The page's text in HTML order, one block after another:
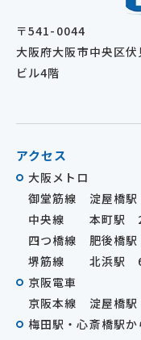
〒541-0044
大阪府大阪市中央区
ビル4階
アクセス
大阪メトロ
御堂筋線 淀屋橋
中央線 本町駅 2
四つ橋線 肥後橋
堺筋線 北浜駅 6
京阪電車
京阪本線 淀屋橋
梅田駅・心斎橋駅